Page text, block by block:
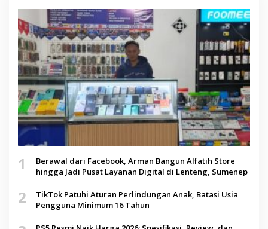
1
Berawal dari Facebook, Arman Bangun Alfatih Store
hingga Jadi Pusat Layanan Digital di Lenteng, Sumenep
2
TikTok Patuhi Aturan Perlindungan Anak, Batasi Usia
Pengguna Minimum 16 Tahun